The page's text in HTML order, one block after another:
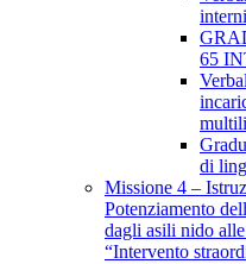
65
di
Missione 4 –
Potenziamento
dagli asili nido
“Intervento